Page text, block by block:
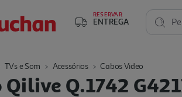
RESERVAR
ENTREGA
TVs e Som Acessórios Cabos Video
Qilive Q.1742